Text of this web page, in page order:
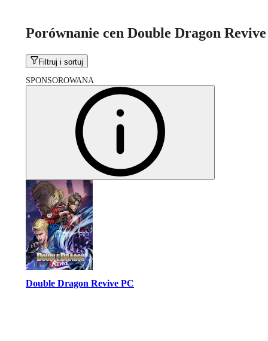
Porównanie cen Double Dragon Revive
Filtruj i sortuj
SPONSOROWANA
Double Dragon Revive PC